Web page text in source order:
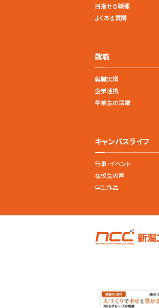
目指せる職種
よくある質問
就職
就職実績
企業連携
卒業生の活躍
キャンパスライフ
行事・イベント
在校生の声
学生作品